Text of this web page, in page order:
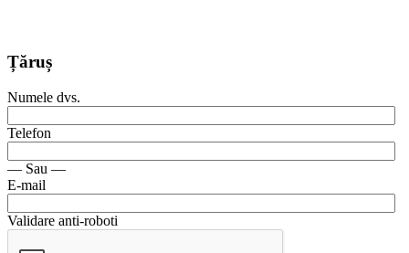
Țăruș
Numele dvs.
Telefon
— Sau —
E-mail
Validare anti-roboti